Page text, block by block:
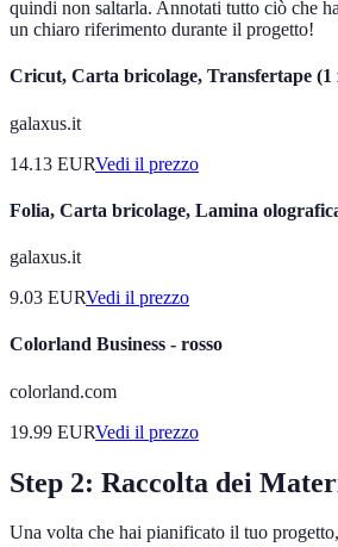
quindi non saltarla. Annotati tutto ciò che
un chiaro riferimento durante il progetto!
Cricut, Carta bricolage, Transfertape (1
galaxus.it
14.13 EURVedi il prezzo
Folia, Carta bricolage, Lamina
galaxus.it
9.03 EURVedi il prezzo
Colorland Business - rosso
colorland.com
19.99 EURVedi il prezzo
Step 2: Raccolta dei
Una volta che hai pianificato il tuo